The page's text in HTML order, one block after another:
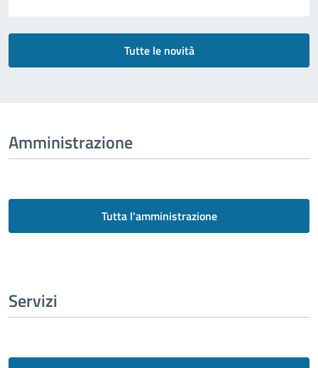
Tutte le novità
Amministrazione
Tutta l'amministrazione
Servizi